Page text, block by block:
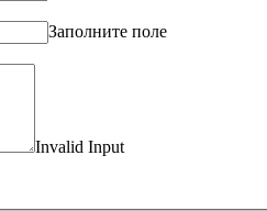
Заполните поле
Invalid Input